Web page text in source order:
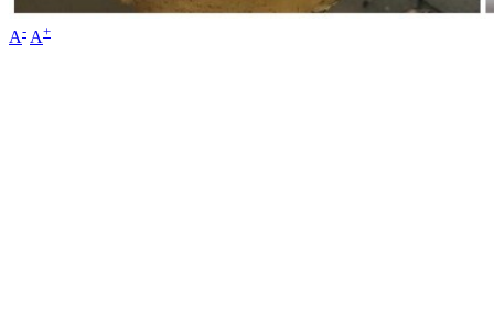
A- A+